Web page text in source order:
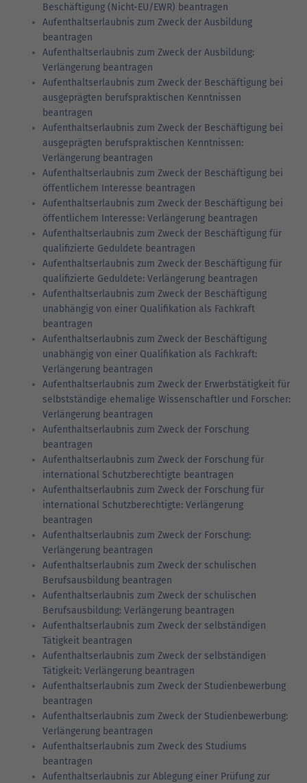
Beschäftigung (Nicht-EU/EWR) beantragen
Aufenthaltserlaubnis zum Zweck der Ausbildung
beantragen
Aufenthaltserlaubnis zum Zweck der Ausbildung:
Verlängerung beantragen
Aufenthaltserlaubnis zum Zweck der Beschäftigung bei
ausgeprägten berufspraktischen Kenntnissen
beantragen
Aufenthaltserlaubnis zum Zweck der Beschäftigung bei
ausgeprägten berufspraktischen Kenntnissen:
Verlängerung beantragen
Aufenthaltserlaubnis zum Zweck der Beschäftigung bei
öffentlichem Interesse beantragen
Aufenthaltserlaubnis zum Zweck der Beschäftigung bei
öffentlichem Interesse: Verlängerung beantragen
Aufenthaltserlaubnis zum Zweck der Beschäftigung für
qualifizierte Geduldete beantragen
Aufenthaltserlaubnis zum Zweck der Beschäftigung für
qualifizierte Geduldete: Verlängerung beantragen
Aufenthaltserlaubnis zum Zweck der Beschäftigung
unabhängig von einer Qualifikation als Fachkraft
beantragen
Aufenthaltserlaubnis zum Zweck der Beschäftigung
unabhängig von einer Qualifikation als Fachkraft:
Verlängerung beantragen
Aufenthaltserlaubnis zum Zweck der Erwerbstätigkeit für
selbstständige ehemalige Wissenschaftler und Forscher:
Verlängerung beantragen
Aufenthaltserlaubnis zum Zweck der Forschung
beantragen
Aufenthaltserlaubnis zum Zweck der Forschung für
international Schutzberechtigte beantragen
Aufenthaltserlaubnis zum Zweck der Forschung für
international Schutzberechtigte: Verlängerung
beantragen
Aufenthaltserlaubnis zum Zweck der Forschung:
Verlängerung beantragen
Aufenthaltserlaubnis zum Zweck der schulischen
Berufsausbildung beantragen
Aufenthaltserlaubnis zum Zweck der schulischen
Berufsausbildung: Verlängerung beantragen
Aufenthaltserlaubnis zum Zweck der selbständigen
Tätigkeit beantragen
Aufenthaltserlaubnis zum Zweck der selbständigen
Tätigkeit: Verlängerung beantragen
Aufenthaltserlaubnis zum Zweck der Studienbewerbung
beantragen
Aufenthaltserlaubnis zum Zweck der Studienbewerbung:
Verlängerung beantragen
Aufenthaltserlaubnis zum Zweck des Studiums
beantragen
Aufenthaltserlaubnis zur Ablegung einer Prüfung zur